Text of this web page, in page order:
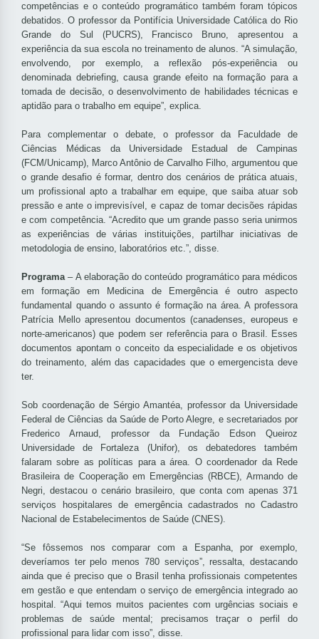
competências e o conteúdo programático também foram tópicos
debatidos. O professor da Pontifícia Universidade Católica do Rio
Grande do Sul (PUCRS), Francisco Bruno, apresentou a
experiência da sua escola no treinamento de alunos. “A simulação,
envolvendo, por exemplo, a reflexão pós-experiência ou
denominada debriefing, causa grande efeito na formação para a
tomada de decisão, o desenvolvimento de habilidades técnicas e
aptidão para o trabalho em equipe”, explica.
Para complementar o debate, o professor da Faculdade de
Ciências Médicas da Universidade Estadual de Campinas
(FCM/Unicamp), Marco Antônio de Carvalho Filho, argumentou que
o grande desafio é formar, dentro dos cenários de prática atuais,
um profissional apto a trabalhar em equipe, que saiba atuar sob
pressão e ante o imprevisível, e capaz de tomar decisões rápidas
e com competência. “Acredito que um grande passo seria unirmos
as experiências de várias instituições, partilhar iniciativas de
metodologia de ensino, laboratórios etc.”, disse.
Programa– A elaboração do conteúdo programático para médicos
em formação em Medicina de Emergência é outro aspecto
fundamental quando o assunto é formação na área. A professora
Patrícia Mello apresentou documentos (canadenses, europeus e
norte-americanos) que podem ser referência para o Brasil. Esses
documentos apontam o conceito da especialidade e os objetivos
do treinamento, além das capacidades que o emergencista deve
ter.
Sob coordenação de Sérgio Amantéa, professor da Universidade
Federal de Ciências da Saúde de Porto Alegre, e secretariados por
Frederico Arnaud, professor da Fundação Edson Queiroz
Universidade de Fortaleza (Unifor), os debatedores também
falaram sobre as políticas para a área. O coordenador da Rede
Brasileira de Cooperação em Emergências (RBCE), Armando de
Negri, destacou o cenário brasileiro, que conta com apenas 371
serviços hospitalares de emergência cadastrados no Cadastro
Nacional de Estabelecimentos de Saúde (CNES).
“Se fôssemos nos comparar com a Espanha, por exemplo,
deveríamos ter pelo menos 780 serviços”, ressalta, destacando
ainda que é preciso que o Brasil tenha profissionais competentes
em gestão e que entendam o serviço de emergência integrado ao
hospital. “Aqui temos muitos pacientes com urgências sociais e
problemas de saúde mental; precisamos traçar o perfil do
profissional para lidar com isso”, disse.